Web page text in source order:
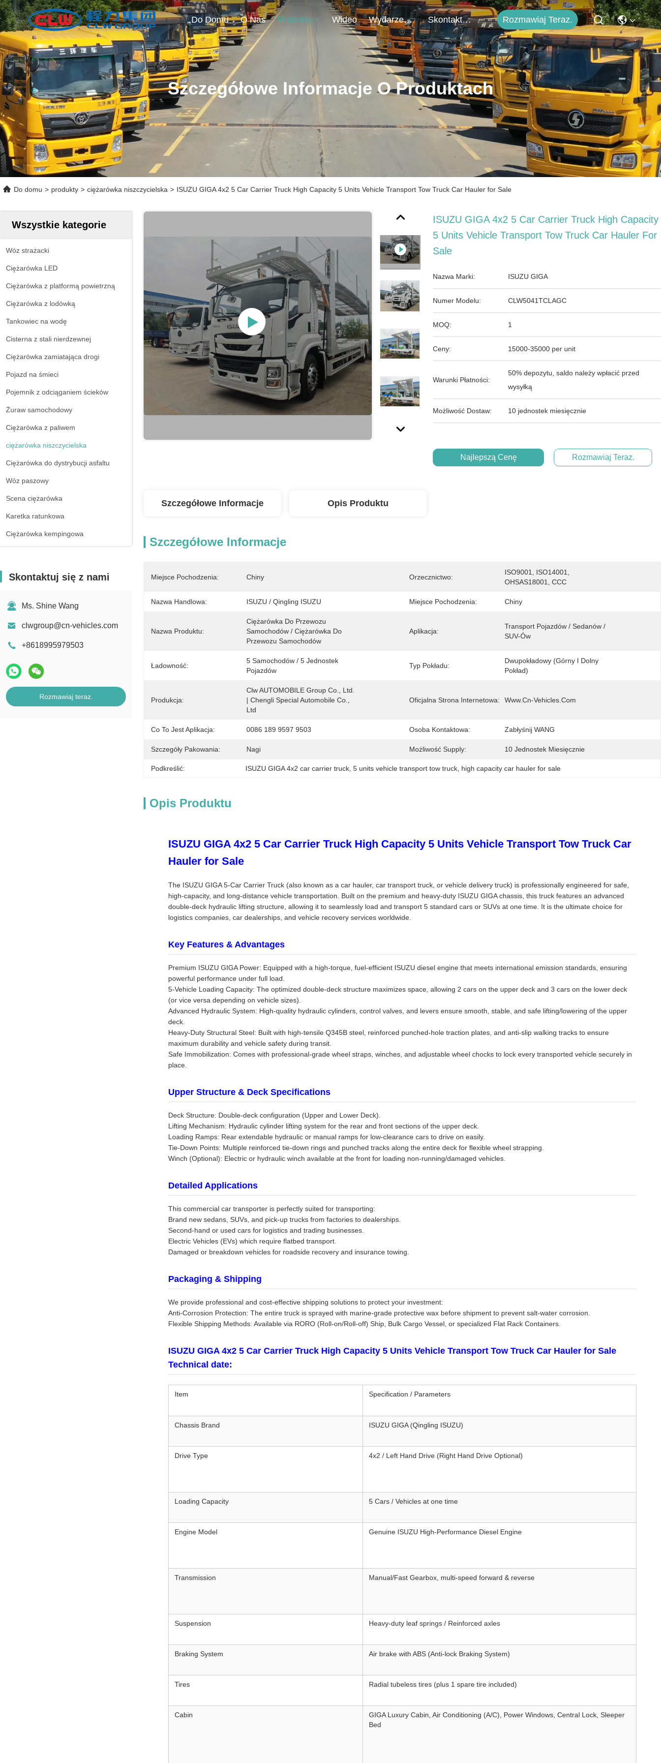
Do Domu O Nas Produkty Wideo Wydarzenia Skontaktuj Się Z Nami Rozmawiaj Teraz.
Szczegółowe Informacje O Produktach
Do domu > produkty > ciężarówka niszczycielska > ISUZU GIGA 4x2 5 Car Carrier Truck High Capacity 5 Units Vehicle Transport Tow Truck Car Hauler for Sale
Wszystkie kategorie
Wóz strażacki
Ciężarówka LED
Ciężarówka z platformą powietrzną
Ciężarówka z lodówką
Tankowiec na wodę
Cisterna z stali nierdzewnej
Ciężarówka zamiatająca drogi
Pojazd na śmieci
Pojemnik z odciąganiem ścieków
Żuraw samochodowy
Ciężarówka z paliwem
ciężarówka niszczycielska
Ciężarówka do dystrybucji asfaltu
Wóz paszowy
Scena ciężarówka
Karetka ratunkowa
Ciężarówka kempingowa
Skontaktuj się z nami
Ms. Shine Wang
clwgroup@cn-vehicles.com
+8618995979503
Rozmawiaj teraz.
ISUZU GIGA 4x2 5 Car Carrier Truck High Capacity
5 Units Vehicle Transport Tow Truck Car Hauler For
Sale
Nazwa Marki: ISUZU GIGA
Numer Modelu: CLW5041TCLAGC
MOQ: 1
Ceny: 15000-35000 per unit
Warunki Płatności:
50% depozytu, saldo należy wpłacić przed
wysyłką
Możliwość Dostaw: 10 jednostek miesięcznie
Najlepszą Cenę Rozmawiaj Teraz.
Szczegółowe Informacje Opis Produktu
Szczegółowe Informacje
Miejsce Pochodzenia: Chiny Orzecznictwo:
ISO9001, ISO14001,
OHSAS18001, CCC
Nazwa Handlowa: ISUZU / Qingling ISUZU Miejsce Pochodzenia: Chiny
Nazwa Produktu:
Ciężarówka Do Przewozu
Samochodów / Ciężarówka Do
Przewozu Samochodów
Aplikacja:
Transport Pojazdów / Sedanów /
SUV-Ów
Ładowność:
5 Samochodów / 5 Jednostek
Pojazdów
Typ Pokładu:
Dwupokładowy (górny I Dolny
Pokład)
Produkcja:
Clw AUTOMOBILE Group Co., Ltd.
| Chengli Special Automobile Co.,
Ltd
Oficjalna Strona Internetowa: Www.cn-Vehicles.com
Co To Jest Aplikacja: 0086 189 9597 9503 Osoba Kontaktowa: Zabłyśnij WANG
Szczegóły Pakowania: Nagi Możliwość Supply: 10 Jednostek Miesięcznie
Podkreślić: ISUZU GIGA 4x2 car carrier truck 5 units vehicle transport tow truck high capacity car hauler for sale
Opis Produktu
ISUZU GIGA 4x2 5 Car Carrier Truck High Capacity 5 Units Vehicle Transport Tow Truck Car
Hauler for Sale
The ISUZU GIGA 5-Car Carrier Truck (also known as a car hauler, car transport truck, or vehicle delivery truck) is professionally engineered for safe,
high-capacity, and long-distance vehicle transportation. Built on the premium and heavy-duty ISUZU GIGA chassis, this truck features an advanced
double-deck hydraulic lifting structure, allowing it to seamlessly load and transport 5 standard cars or SUVs at one time. It is the ultimate choice for
logistics companies, car dealerships, and vehicle recovery services worldwide.
Key Features & Advantages
Premium ISUZU GIGA Power: Equipped with a high-torque, fuel-efficient ISUZU diesel engine that meets international emission standards, ensuring
powerful performance under full load.
5-Vehicle Loading Capacity: The optimized double-deck structure maximizes space, allowing 2 cars on the upper deck and 3 cars on the lower deck
(or vice versa depending on vehicle sizes).
Advanced Hydraulic System: High-quality hydraulic cylinders, control valves, and levers ensure smooth, stable, and safe lifting/lowering of the upper
deck.
Heavy-Duty Structural Steel: Built with high-tensile Q345B steel, reinforced punched-hole traction plates, and anti-slip walking tracks to ensure
maximum durability and vehicle safety during transit.
Safe Immobilization: Comes with professional-grade wheel straps, winches, and adjustable wheel chocks to lock every transported vehicle securely in
place.
Upper Structure & Deck Specifications
Deck Structure: Double-deck configuration (Upper and Lower Deck).
Lifting Mechanism: Hydraulic cylinder lifting system for the rear and front sections of the upper deck.
Loading Ramps: Rear extendable hydraulic or manual ramps for low-clearance cars to drive on easily.
Tie-Down Points: Multiple reinforced tie-down rings and punched tracks along the entire deck for flexible wheel strapping.
Winch (Optional): Electric or hydraulic winch available at the front for loading non-running/damaged vehicles.
Detailed Applications
This commercial car transporter is perfectly suited for transporting:
Brand new sedans, SUVs, and pick-up trucks from factories to dealerships.
Second-hand or used cars for logistics and trading businesses.
Electric Vehicles (EVs) which require flatbed transport.
Damaged or breakdown vehicles for roadside recovery and insurance towing.
Packaging & Shipping
We provide professional and cost-effective shipping solutions to protect your investment:
Anti-Corrosion Protection: The entire truck is sprayed with marine-grade protective wax before shipment to prevent salt-water corrosion.
Flexible Shipping Methods: Available via RORO (Roll-on/Roll-off) Ship, Bulk Cargo Vessel, or specialized Flat Rack Containers.
ISUZU GIGA 4x2 5 Car Carrier Truck High Capacity 5 Units Vehicle Transport Tow Truck Car Hauler for Sale
Technical date:
Item Specification / Parameters
Chassis Brand ISUZU GIGA (Qingling ISUZU)
Drive Type 4x2 / Left Hand Drive (Right Hand Drive Optional)
Loading Capacity 5 Cars / Vehicles at one time
Engine Model Genuine ISUZU High-Performance Diesel Engine
Transmission Manual/Fast Gearbox, multi-speed forward & reverse
Suspension Heavy-duty leaf springs / Reinforced axles
Braking System Air brake with ABS (Anti-lock Braking System)
Tires Radial tubeless tires (plus 1 spare tire included)
Cabin
GIGA Luxury Cabin, Air Conditioning (A/C), Power Windows, Central Lock, Sleeper
Bed